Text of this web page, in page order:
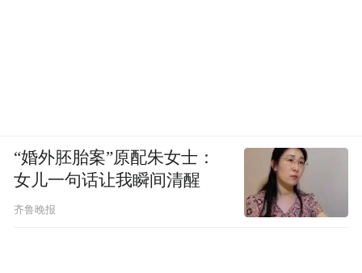
“婚外胚胎案”原配朱女士：
女儿一句话让我瞬间清醒
齐鲁晚报